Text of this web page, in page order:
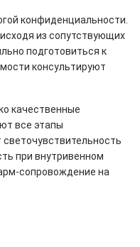
конфиденциальности.
из сопутствующих
подготовиться к
консультируют
качественные
все этапы
при внутривенном
сопровождение на